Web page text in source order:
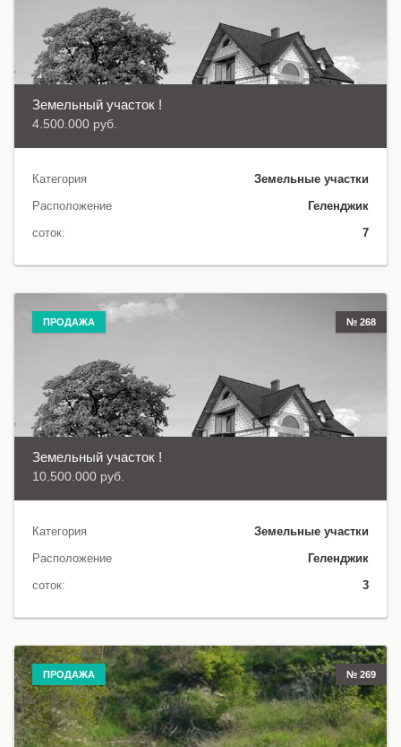
Земельный участок !
4.500.000 руб.
Категория
Земельные участки
Расположение
Геленджик
соток:
7
ПРОДАЖА № 268
Земельный участок !
10.500.000 руб.
Категория
Земельные участки
Расположение
Геленджик
соток:
3
ПРОДАЖА № 269